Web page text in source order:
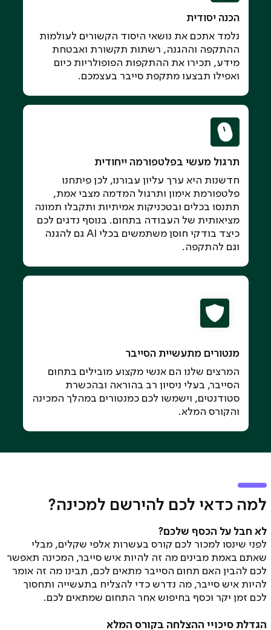
הכנה יסודית
נלמד אתכם את נושאי היסוד הקשורים לעולמות
ההתקפה וההגנה, רשתות תקשורת ואבטחת
מידע, תכירו את ההתקפות הפופולריות כיום
ואפילו תבצעו מתקפת סייבר בעצמכם.
תרגול מעשי בפלטפורמה ייחודית
חדשנות היא ערך עליון עבורנו, לכן פיתחנו
פלטפורמת אימון ותרגול המדמה מצבי אמת,
תתנסו בכלים ובטכניקות אמיתיות ותקבלו תמונה
מציאותית של העבודה בתחום. בנוסף נדגים לכם
כיצד בודקי חוסן משתמשים בכלי AI גם להגנה
וגם להתקפה.
מנטורים מתעשיית הסייבר
המרצים שלנו הם אנשי מקצוע מובילים בתחום
הסייבר, בעלי ניסיון רב בהוראה ובהכשרת
סטודנטים, וישמשו לכם כמנטורים במהלך המכינה
והקורס המלא.
למה כדאי לכם להירשם למכינה?
לא חבל על הכסף שלכם?
לפני שינסו למכור לכם קורס בעשרות אלפי שקלים, מבלי
שאתם באמת מבינים מה זה להיות איש סייבר, המכינה תאפשר
לכם להבין האם תחום הסייבר מתאים לכם, תבינו מה זה אומר
להיות איש סייבר, מה נדרש כדי להצליח בתעשייה ותחסוך
לכם זמן יקר וכסף בחיפוש אחר התחום שמתאים לכם.
הגדלת סיכויי ההצלחה בקורס המלא